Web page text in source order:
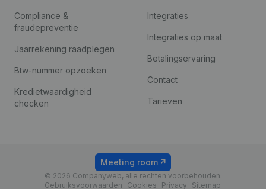
Compliance &
fraudepreventie
Jaarrekening raadplegen
Btw-nummer opzoeken
Kredietwaardigheid
checken
Integraties
Integraties op maat
Betalingservaring
Contact
Tarieven
© 2026 Companyweb, alle rechten voorbehouden.
Gebruiksvoorwaarden
Cookies Privacy Sitemap
Meeting room